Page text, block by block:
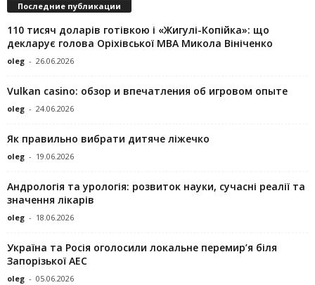
Последние публикации
110 тисяч доларів готівкою і «Жигулі-Копійка»: що
декларує голова Оріхівської МВА Микола Вініченко
oleg - 26.06.2026
Vulkan casino: обзор и впечатления об игровом опыте
oleg - 24.06.2026
Як правильно вибрати дитяче ліжечко
oleg - 19.06.2026
Андрологія та урологія: розвиток науки, сучасні реалії та
значення лікарів
oleg - 18.06.2026
Україна та Росія оголосили локальне перемир’я біля
Запорізької АЕС
oleg - 05.06.2026